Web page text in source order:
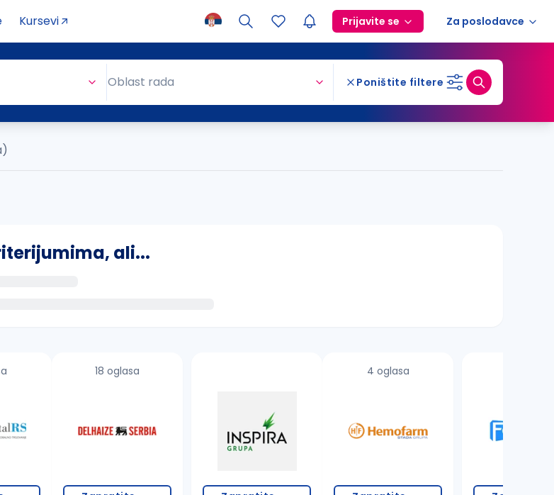
Kursevi Prijavite se Za poslodavce
Oblast rada Poništite filtere
ali...
18 oglasa 4 oglasa